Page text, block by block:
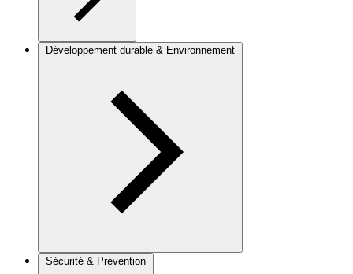
Développement durable & Environnement
Sécurité & Prévention